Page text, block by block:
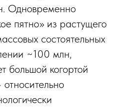
Одновременно
пятно» из растущего
состоятельных
~100 млн,
большой когортой
относительно